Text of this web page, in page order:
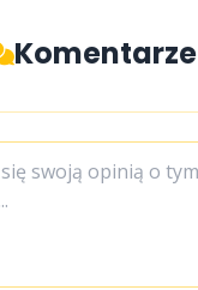
Komentarze